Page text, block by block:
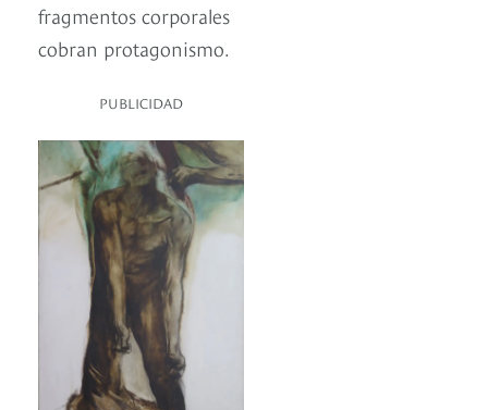
fragmentos corporales
cobran protagonismo.
PUBLICIDAD